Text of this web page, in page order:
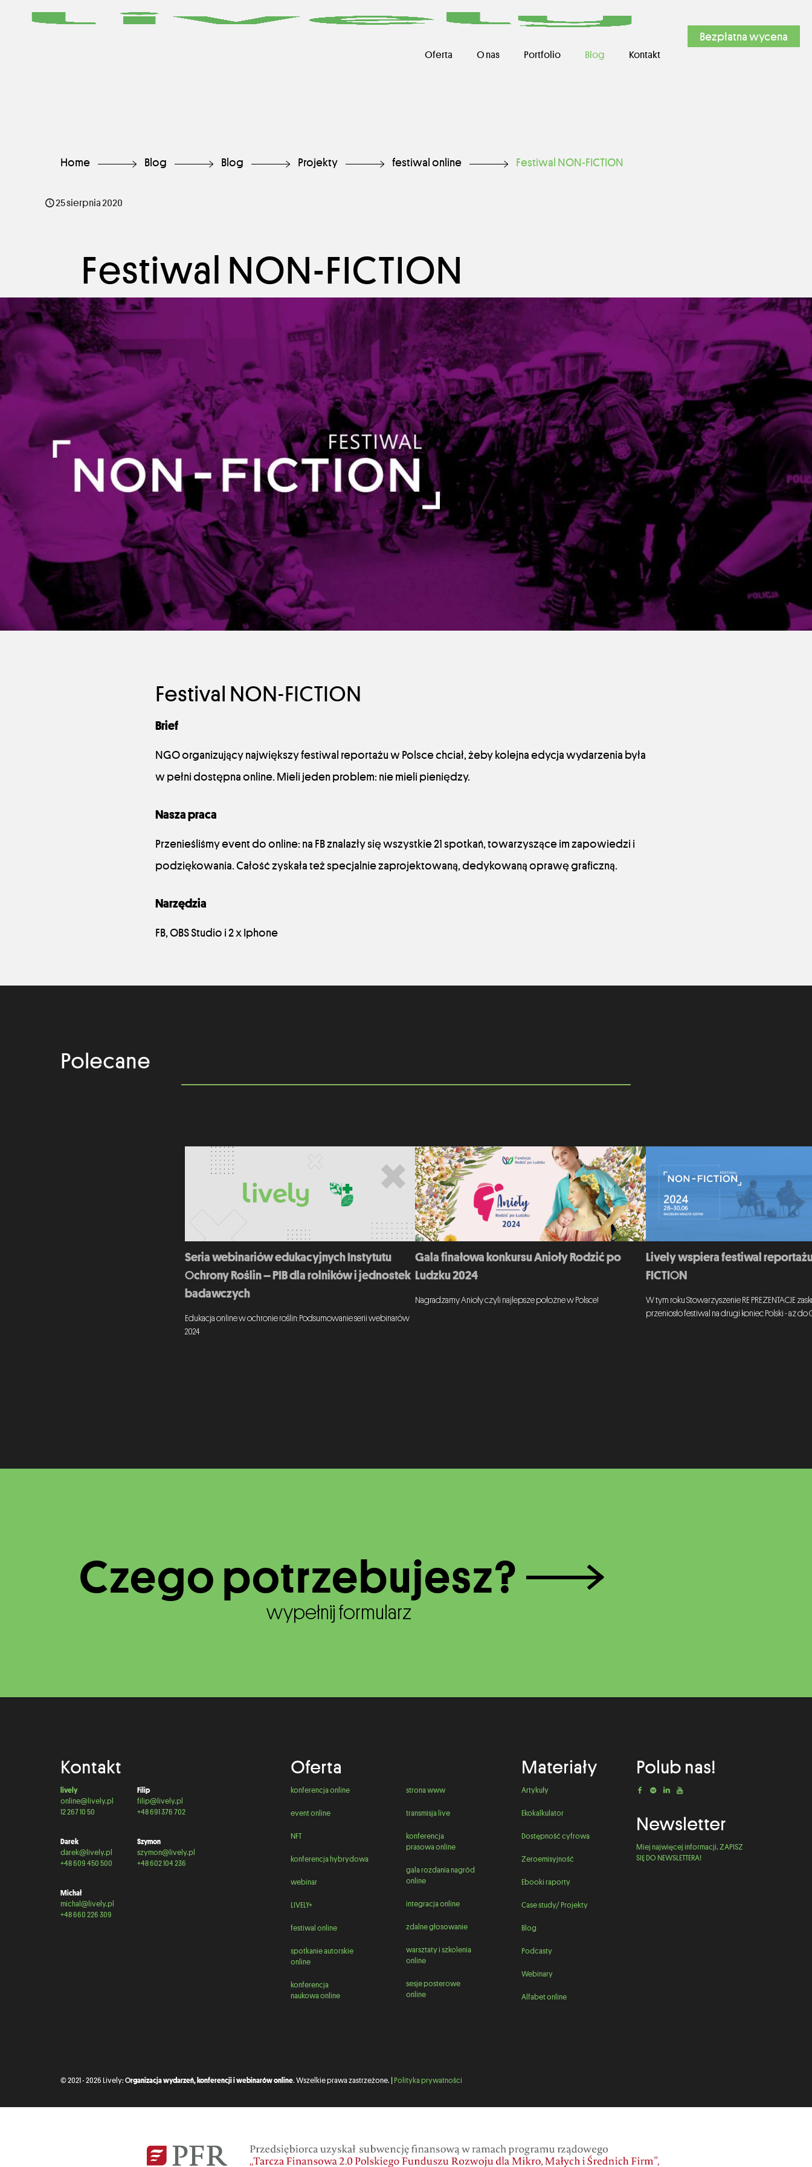
Oferta O nas Portfolio Blog Kontakt
Bezpłatna wycena
Home Blog Blog Projekty festiwal online Festiwal NON-FICTION
25 sierpnia 2020
Festiwal NON-FICTION
Festival NON-FICTION
Brief
NGO organizujący największy festiwal reportażu w Polsce chciał, żeby kolejna edycja wydarzenia była
w pełni dostępna online. Mieli jeden problem: nie mieli pieniędzy.
Nasza praca
Przenieśliśmy event do online: na FB znalazły się wszystkie 21 spotkań, towarzyszące im zapowiedzi i
podziękowania. Całość zyskała też specjalnie zaprojektowaną, dedykowaną oprawę graficzną.
Narzędzia
FB, OBS Studio i 2 x Iphone
Polecane
Seria webinariów edukacyjnych Instytutu
Ochrony Roślin – PIB dla rolników i jednostek
badawczych
Edukacja online w ochronie roślin: Podsumowanie serii webinarów
2024
Gala finałowa konkursu Anioły Rodzić po
Ludzku 2024
Nagradzamy Anioły czyli najlepsze położne w Polsce!
Lively wspiera festiwal
FICTION
W tym roku Stowarzyszenie RE PREZENTACJE
przeniosło festiwal na drugi koniec Polski - aż do
Czego potrzebujesz?
wypełnij formularz
Kontakt
lively
online@lively.pl
12 267 10 50
Darek
darek@lively.pl
+48 609 450 500
Michał
michal@lively.pl
+48 660 226 309
Filip
filip@lively.pl
+48 691 376 702
Szymon
szymon@lively.pl
+48 602 104 236
Oferta
konferencja online
event online
NFT
konferencja hybrydowa
webinar
LIVELY+
festiwal online
spotkanie autorskie
online
konferencja
naukowa online
strona www
transmisja live
konferencja
prasowa online
gala rozdania nagród
online
integracja online
zdalne głosowanie
warsztaty i szkolenia
online
sesje posterowe
online
Materiały
Artykuły
Ekokalkulator
Dostępność cyfrowa
Zeroemisyjność
Ebooki raporty
Case study/ Projekty
Blog
Podcasty
Webinary
Alfabet online
Polub nas!
Newsletter
Miej najwięcej informacji, ZAPISZ
SIĘ DO NEWSLETTERA!
© 2021 - 2026 Lively: Organizacja wydarzeń, konferencji i webinarów online. Wszelkie prawa zastrzeżone. | Polityka prywatności